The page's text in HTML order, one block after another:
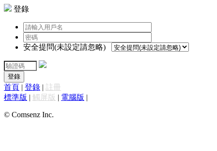
登錄
安全提問(未設定請忽略)
登錄
首頁 | 登錄 | 註冊
標準版 | 觸屏版 | 電腦版 |
© Comsenz Inc.